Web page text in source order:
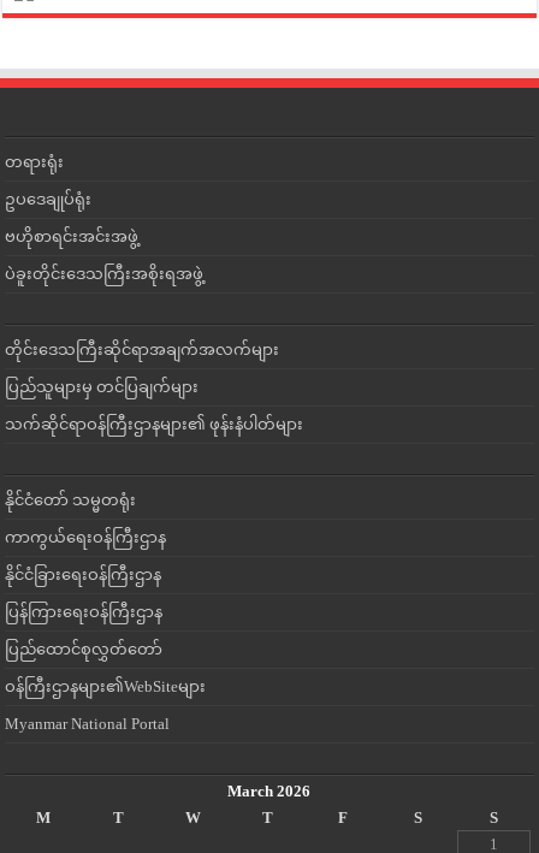
တရားရုံး
ဥပဒေချုပ်ရုံး
ဗဟိုစာရင်းအင်းအဖွဲ့
ပဲခူးတိုင်းဒေသကြီးအစိုးရအဖွဲ့
တိုင်းဒေသကြီးဆိုင်ရာအချက်အလက်များ
ပြည်သူများမှ တင်ပြချက်များ
သက်ဆိုင်ရာဝန်ကြီးဌာနများ၏ ဖုန်းနံပါတ်များ
နိုင်ငံတော် သမ္မတရုံး
ကာကွယ်ရေးဝန်ကြီးဌာန
နိုင်ငံခြားရေးဝန်ကြီးဌာန
ပြန်ကြားရေးဝန်ကြီးဌာန
ပြည်ထောင်စုလွှတ်တော်
ဝန်ကြီးဌာနများ၏WebSiteများ
Myanmar National Portal
March 2026
M
T W T F S
S
1